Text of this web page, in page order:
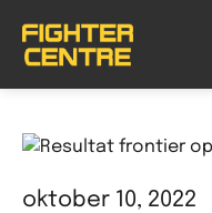
oktober 10, 2022